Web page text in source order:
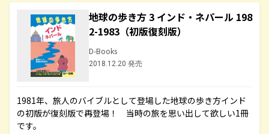
地球の歩き方 3 インド・ネパール 198
2-1983（初版復刻版）
D-Books
2018.12.20 発売
1981年、旅人のバイブルとして登場した地球の歩き方インド
の初版が復刻版で再登場！ 当時の旅を思い出して欲しい1冊
です。